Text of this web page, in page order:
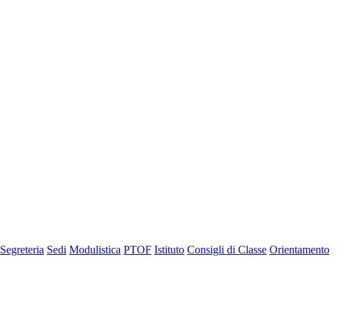
Segreteria Sedi Modulistica PTOF Istituto Consigli di Classe Orientamento